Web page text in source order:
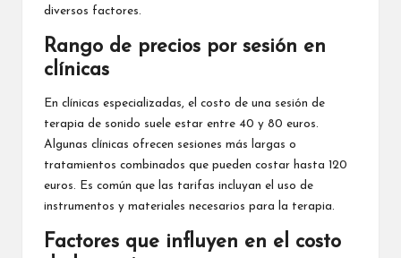
diversos factores.
Rango de precios por sesión en
clínicas
En clínicas especializadas, el costo de una sesión de
terapia de sonido suele estar entre 40 y 80 euros.
Algunas clínicas ofrecen sesiones más largas o
tratamientos combinados que pueden costar hasta 120
euros. Es común que las tarifas incluyan el uso de
instrumentos y materiales necesarios para la terapia.
Factores que influyen en el costo